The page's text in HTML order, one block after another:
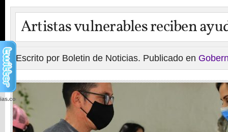
Artistas vulnerables reciben
Escrito por Boletin de Noticias. Publicado en
wp-